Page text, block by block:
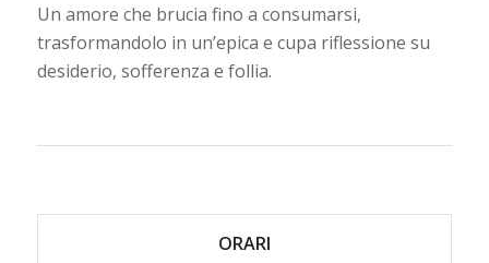
Un amore che brucia fino a consumarsi,
trasformandolo in un’epica e cupa riflessione su
desiderio, sofferenza e follia.
ORARI